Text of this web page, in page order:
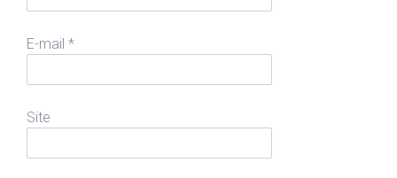
E-mail *
Site